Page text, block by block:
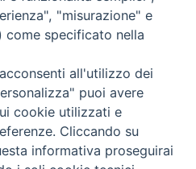
– fax 0933.820590 e-mail:
"misurazione" e
specificato nella
all'utilizzo dei
puoi avere
cookie utilizzati e
Cliccando su
informativa proseguirai